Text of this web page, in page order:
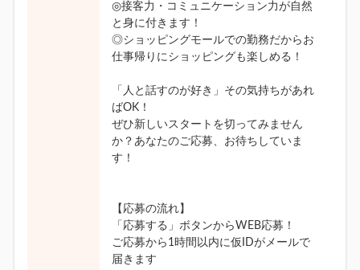
◎接客力・コミュニケーション力が自然
と身に付きます！
◎ショッピングモールでの勤務だからお
仕事帰りにショッピングも楽しめる！
「人と話すのが好き」その気持ちがあれ
ばOK！
ぜひ新しいスタートを切ってみません
か？あなたのご応募、お待ちしていま
す！
【応募の流れ】
「応募する」ボタンからWEB応募！
ご応募から1時間以内に仮IDがメールで
届きます